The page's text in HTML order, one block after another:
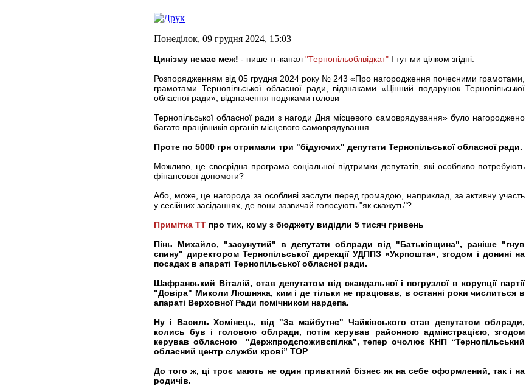
Понеділок, 09 грудня 2024, 15:03
Цинізму немає меж! - пише тг-канал "Тернопільоблвідкат" І тут ми цілком згідні.
Розпорядженням від 05 грудня 2024 року № 243 «Про нагородження почесними грамотами,
грамотами Тернопільської обласної ради, відзнаками «Цінний подарунок Тернопільської
обласної ради», відзначення подяками голови
Тернопільської обласної ради з нагоди Дня місцевого самоврядування» було нагороджено
багато працівників органів місцевого самоврядування.
Проте по 5000 грн отримали три "бідуючих" депутати Тернопільської обласної ради.
Можливо, це своєрідна програма соціальної підтримки депутатів, які особливо потребують
фінансової допомоги?
Або, може, це нагорода за особливі заслуги перед громадою, наприклад, за активну участь
у сесійних засіданнях, де вони зазвичай голосують "як скажуть"?
Примітка ТТ про тих, кому з бюджету видідли 5 тисяч гривень
Пінь Михайло, "засунутий" в депутати облради від "Батьківщина", раніше "гнув
спину" директором Тернопільської дирекції УДППЗ «Укрпошта», згодом і донині на
посадах в апараті Тернопільської обласної ради.
Шафранський Віталій, став депутатом від скандальної і погрузлої в корупції партії
"Довіра" Миколи Люшняка, ким і де тільки не працював, в останні роки числиться в
апараті Верховної Ради помічником нардепа.
Ну і Василь Хомінець, від "За майбутнє" Чайківського став депутатом облради,
колись був і головою облради, потім керував районною адмінстрацією, згодом
керував обласною "Держпродспоживспілка", тепер очолює КНП “Тернопільський
обласний центр служби крові” ТОР
До того ж, ці троє мають не один приватний бізнес як на себе оформлений, так і на
родичів.